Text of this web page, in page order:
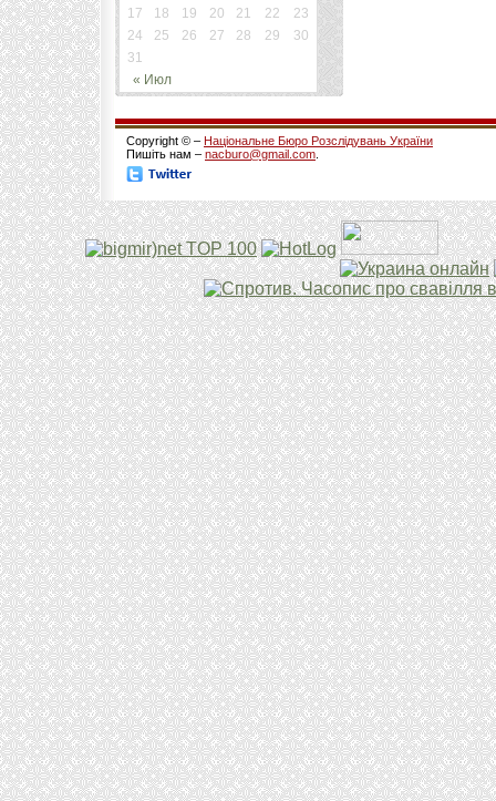
« Июл
17
18 19 20 21 22
23
24
25 26 27 28 29
30
31
Copyright © – Національне Бюро Розслідувань України
Пишіть нам – nacburo@gmail.com